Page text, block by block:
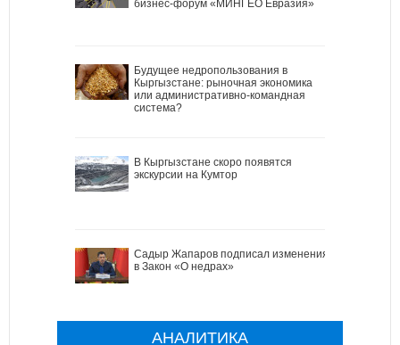
бизнес-форум «МИНГЕО Евразия»
Будущее недропользования в
Кыргызстане: рыночная экономика
или административно-командная
система?
В Кыргызстане скоро появятся
экскурсии на Кумтор
Садыр Жапаров подписал изменения
в Закон «О недрах»
АНАЛИТИКА